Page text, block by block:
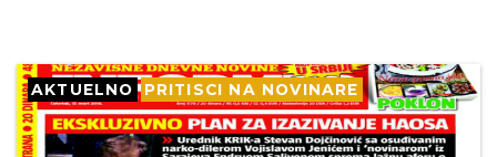
AKTUELNO PRITISCI NA NOVINARE